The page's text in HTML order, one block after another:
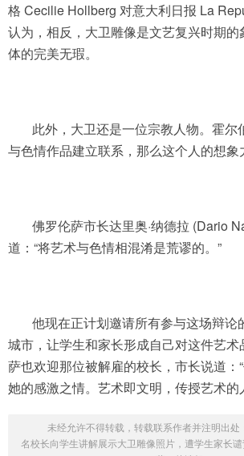
格 Cecilie Hollberg 对意大利日报 La
认为，相反，大卫雕像是文艺复兴时期的
体的完美无瑕。
此外，大卫还是一位宗教人物。霍尔
与色情作品建立联系，那么这个人的想象
佛罗伦萨市长达里奥·纳德拉 (Dario
道：“将艺术与色情相混淆是荒谬的。”
他现在正计划邀请所有参与这场辩论
城市，让学生和家长形成自己对这件艺
萨也欢迎那位被解雇的校长，市长说道：
她的感激之情。艺术即文明，传授艺术的
未经允许不得转载，转载联系作者并注明出处
名校长向学生讲解展示大卫雕像照片，遭学生家长